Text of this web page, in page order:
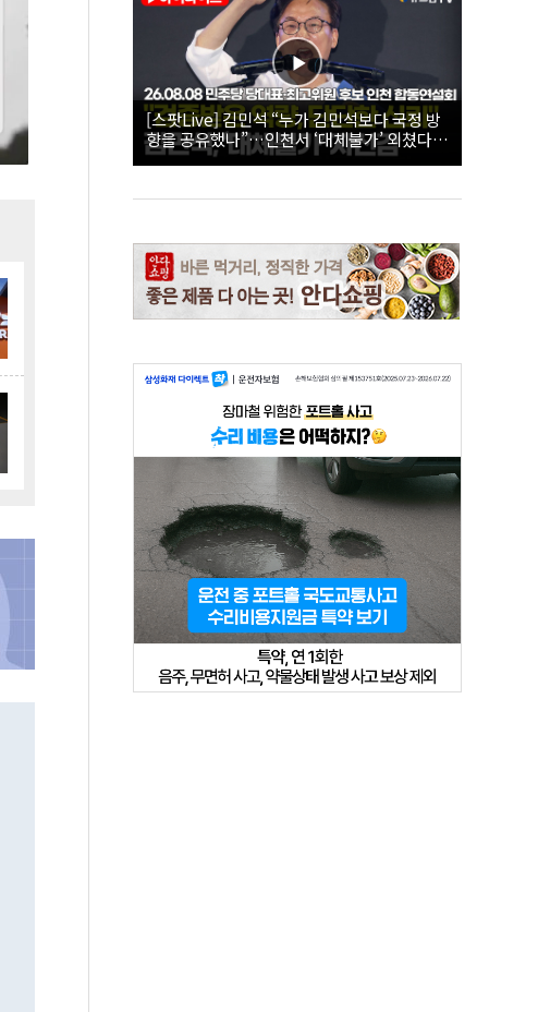
[스팟Live] 김민석 “누가 김민석보다 국정 방
향을 공유했나”…인천서 ‘대체불가’ 외쳤다 |
26.08.08 더불어민주당 당대표·최고위원 후